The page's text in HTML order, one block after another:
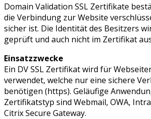
Domain Validation SSL Zertifikate
die Verbindung zur Website
sicher ist. Die Identität des Besitzers
geprüft und auch nicht im Zertifikat
Einsatzzwecke
Ein DV SSL Zertifikat wird für
verwendet, welche nur eine sichere
benötigen (https). Geläufige
Zertifikatstyp sind Webmail, OWA,
Citrix Secure Gateway.